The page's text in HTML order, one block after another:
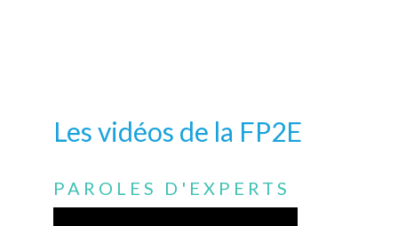
Les vidéos de la FP2E
PAROLES D'EXPERTS